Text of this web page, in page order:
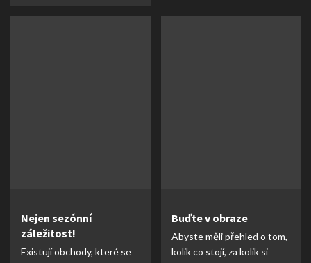
Nejen sezónní
záležitost!
Existují obchody, které se
Buďte v obraze
Abyste měli přehled o tom,
kolik co stojí, za kolik si